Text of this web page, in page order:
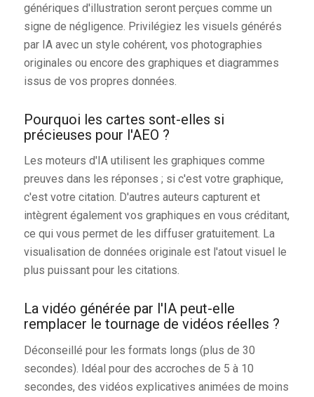
génériques d'illustration seront perçues comme un
signe de négligence. Privilégiez les visuels générés
par IA avec un style cohérent, vos photographies
originales ou encore des graphiques et diagrammes
issus de vos propres données.
Pourquoi les cartes sont-elles si
précieuses pour l'AEO ?
Les moteurs d'IA utilisent les graphiques comme
preuves dans les réponses ; si c'est votre graphique,
c'est votre citation. D'autres auteurs capturent et
intègrent également vos graphiques en vous créditant,
ce qui vous permet de les diffuser gratuitement. La
visualisation de données originale est l'atout visuel le
plus puissant pour les citations.
La vidéo générée par l'IA peut-elle
remplacer le tournage de vidéos réelles ?
Déconseillé pour les formats longs (plus de 30
secondes). Idéal pour des accroches de 5 à 10
secondes, des vidéos explicatives animées de moins